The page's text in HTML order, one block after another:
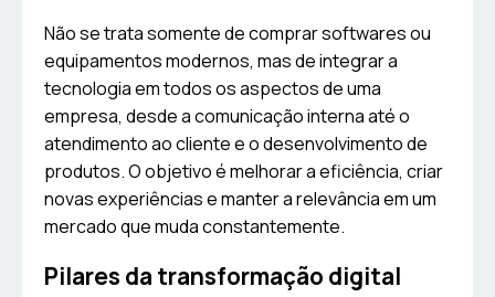
Não se trata somente de comprar softwares ou
equipamentos modernos, mas de integrar a
tecnologia em todos os aspectos de uma
empresa, desde a comunicação interna até o
atendimento ao cliente e o desenvolvimento de
produtos. O objetivo é melhorar a eficiência, criar
novas experiências e manter a relevância em um
mercado que muda constantemente.
Pilares da transformação digital